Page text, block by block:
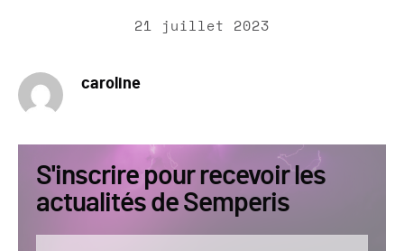
21 juillet 2023
caroline
S'inscrire pour recevoir les
actualités de Semperis